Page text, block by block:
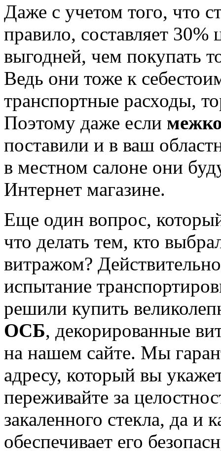
Даже с учетом того, что
правило, составляет 30%
выгодней, чем покупать
Ведь они тоже к
транспортные расходы,
Поэтому даже если
поставили и в ваш
в местном салоне они
Интернет магазине.
Еще один вопрос,
что делать тем, кто
витражом?
испытание
решили купить
ОСБ, декорированные
на нашем сайте. Мы
адресу, который вы
переживайте за
закаленного стекла, да и
обеспечивает его